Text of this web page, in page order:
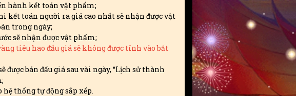
hành kết toán vật phẩm;
kết toán người ra giá cao nhất sẽ nhận được vật
trong ngày;
sẽ nhận được vật phẩm;
tiêu hao đấu giá sẽ không được tính vào bất
bán đấu giá sau vài ngày, “Lịch sử thành
thống tự động sắp xếp.